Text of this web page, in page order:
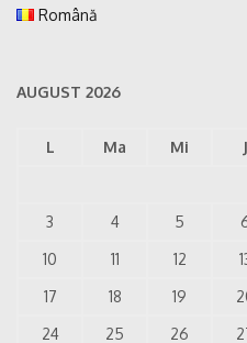
Română
AUGUST 2026
L Ma Mi J
3
4 5
10
11 12
17
18 19
24
25 26